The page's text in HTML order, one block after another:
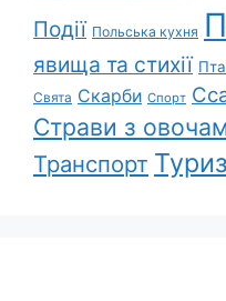
Події Польська кухня
явища та стихії
Свята Скарби Спорт
Страви з
Транспорт